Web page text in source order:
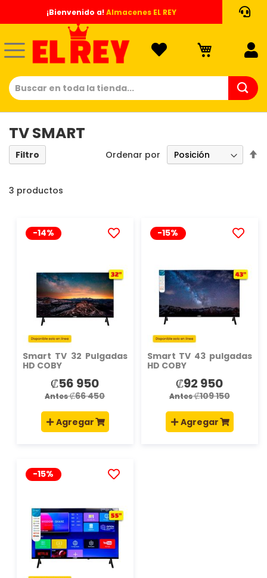
al
contenido
¡Bienvenido a!Almacenes EL REY
TV SMART
3 productos
Ordenar por
LA
LISTA
DE
DESEOS
-14%
Smart TV 32 Pulgadas
HD COBY
Precio
especial
₡56 950
Antes₡66 450
Agregar
LA
LISTA
DE
-15%
Smart TV 43 pulgadas
HD COBY
Precio
especial
₡92 950
Antes₡109 150
Agregar
LA
LISTA
DE
DESEOS
-15%
Filtro